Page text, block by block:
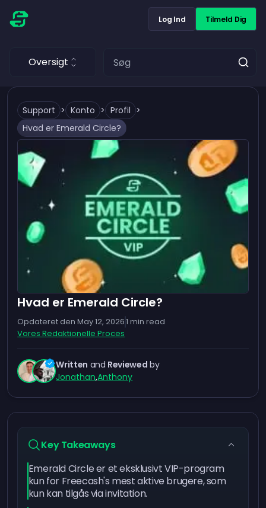
Log Ind Tilmeld Dig
Oversigt
Support > Konto > Profil >
Hvad er Emerald Circle?
Hvad er Emerald Circle?
Opdateret den May 12, 20261 min read
Vores Redaktionelle Proces
Written and Reviewed by
Jonathan,Anthony
Key Takeaways
Emerald Circle er et eksklusivt VIP-program
kun for Freecash's mest aktive brugere, som
kun kan tilgås via invitation.